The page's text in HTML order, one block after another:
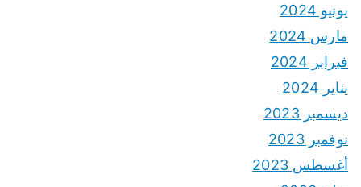
يونيو 2024
مارس 2024
فبراير 2024
يناير 2024
ديسمبر 2023
نوفمبر 2023
أغسطس 2023